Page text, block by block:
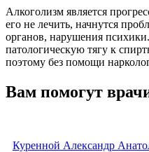
Алкоголизм является
его не лечить, начнутся
органов, нарушения
патологическую тягу к
поэтому без помощи
Вам помогут
Куренной Александр